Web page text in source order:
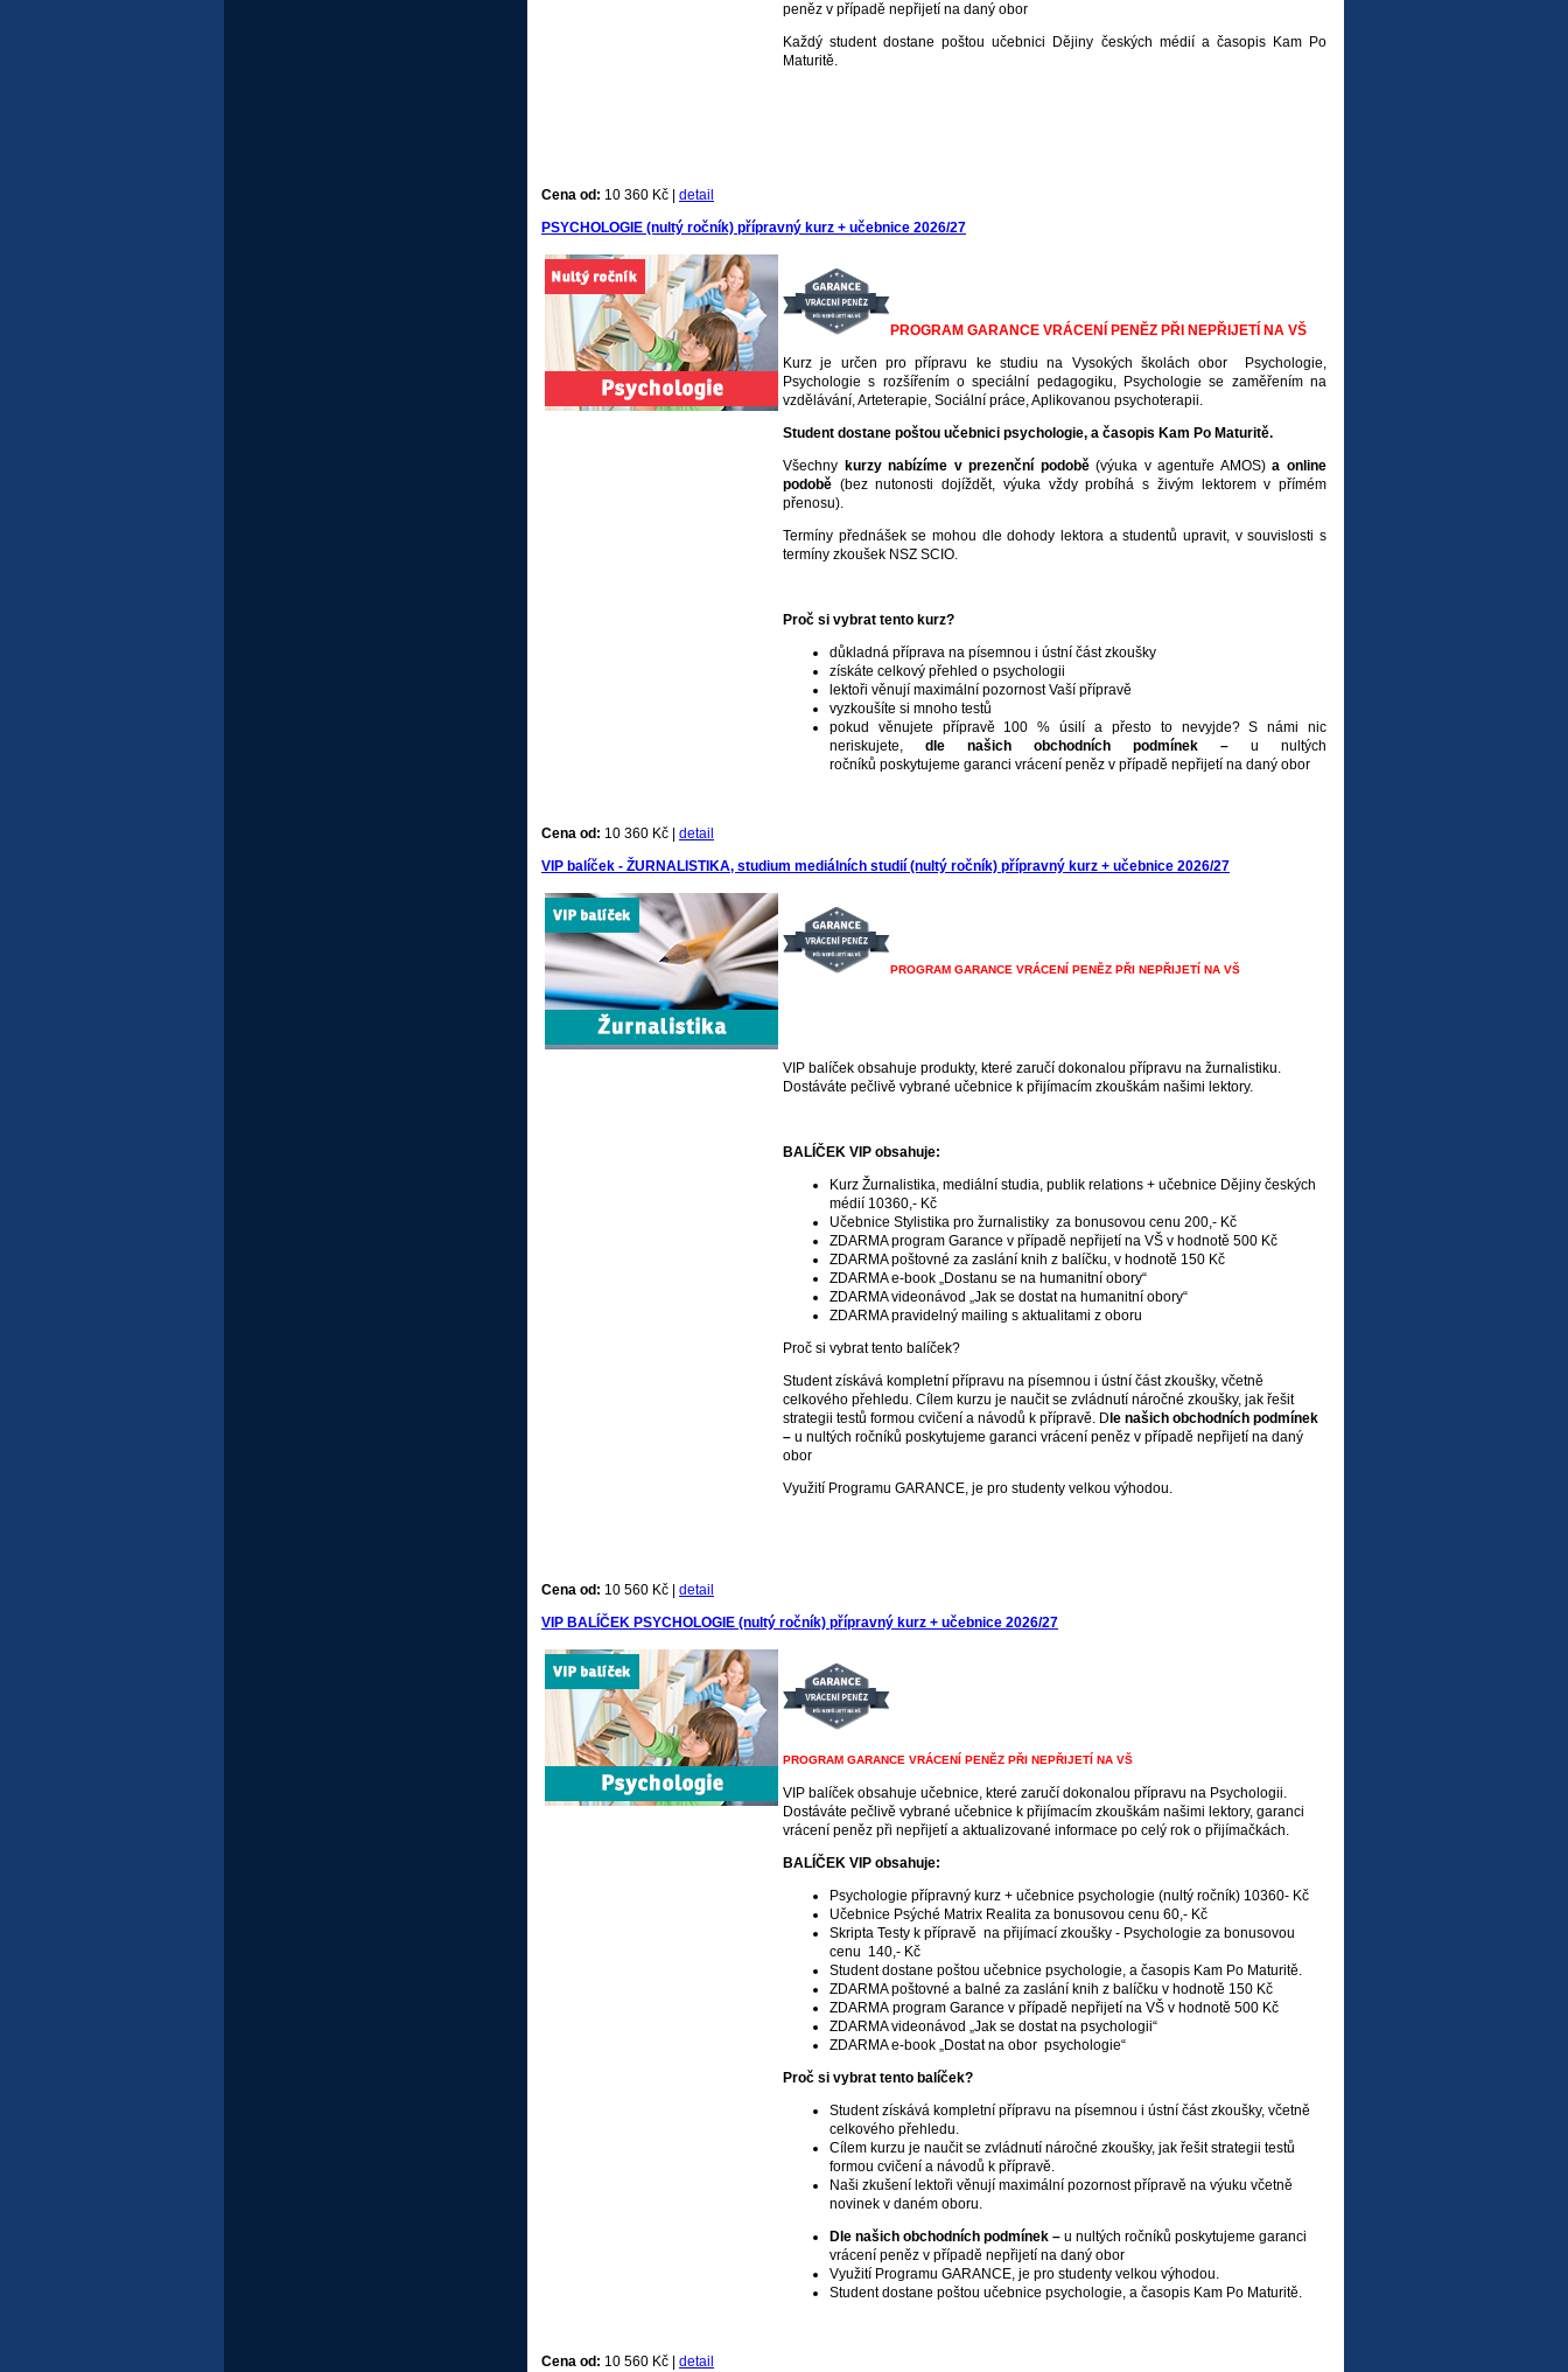
peněz v případě nepřijetí na daný obor
Každý student dostane poštou učebnici Dějiny českých médií a časopis Kam Po
Maturitě.
Cena od: 10 360 Kč | detail
PSYCHOLOGIE (nultý ročník) přípravný kurz + učebnice 2026/27
PROGRAM GARANCE VRÁCENÍ PENĚZ PŘI NEPŘIJETÍ NA VŠ
Kurz je určen pro přípravu ke studiu na Vysokých školách obor Psychologie,
Psychologie s rozšířením o speciální pedagogiku, Psychologie se zaměřením na
vzdělávání, Arteterapie, Sociální práce, Aplikovanou psychoterapii.
Student dostane poštou učebnici psychologie, a časopis Kam Po Maturitě.
Všechny kurzy nabízíme v prezenční podobě(výuka v agentuře AMOS)a online
podobě (bez nutonosti dojíždět, výuka vždy probíhá s živým lektorem v přímém
přenosu).
Termíny přednášek se mohou dle dohody lektora a studentů upravit, v souvislosti s
termíny zkoušek NSZ SCIO.
Proč si vybrat tento kurz?
důkladná příprava na písemnou i ústní část zkoušky
získáte celkový přehled o psychologii
lektoři věnují maximální pozornost Vaší přípravě
vyzkoušíte si mnoho testů
pokud věnujete přípravě 100 % úsilí a přesto to nevyjde? S námi nic
neriskujete, dle našich obchodních podmínek – u nultých
ročníků poskytujeme garanci vrácení peněz v případě nepřijetí na daný obor
Cena od: 10 360 Kč | detail
VIP balíček - ŽURNALISTIKA, studium mediálních studií (nultý ročník) přípravný kurz + učebnice 2026/27
PROGRAM GARANCE VRÁCENÍ PENĚZ PŘI NEPŘIJETÍ NA VŠ
VIP balíček obsahuje produkty, které zaručí dokonalou přípravu na žurnalistiku.
Dostáváte pečlivě vybrané učebnice k přijímacím zkouškám našimi lektory.
BALÍČEK VIP obsahuje:
Kurz Žurnalistika, mediální studia, publik relations + učebnice Dějiny českých
médií 10360,- Kč
Učebnice Stylistika pro žurnalistiky za bonusovou cenu 200,- Kč
ZDARMA program Garance v případě nepřijetí na VŠ v hodnotě 500 Kč
ZDARMA poštovné za zaslání knih z balíčku, v hodnotě 150 Kč
ZDARMA e-book „Dostanu se na humanitní obory“
ZDARMA videonávod „Jak se dostat na humanitní obory“
ZDARMA pravidelný mailing s aktualitami z oboru
Proč si vybrat tento balíček?
Student získává kompletní přípravu na písemnou i ústní část zkoušky, včetně
celkového přehledu. Cílem kurzu je naučit se zvládnutí náročné zkoušky, jak řešit
strategii testů formou cvičení a návodů k přípravě. D le našich obchodních podmínek
– u nultých ročníků poskytujeme garanci vrácení peněz v případě nepřijetí na daný
obor
Využití Programu GARANCE, je pro studenty velkou výhodou.
Cena od: 10 560 Kč | detail
VIP BALÍČEK PSYCHOLOGIE (nultý ročník) přípravný kurz + učebnice 2026/27
PROGRAM GARANCE VRÁCENÍ PENĚZ PŘI NEPŘIJETÍ NA VŠ
VIP balíček obsahuje učebnice, které zaručí dokonalou přípravu na Psychologii.
Dostáváte pečlivě vybrané učebnice k přijímacím zkouškám našimi lektory, garanci
vrácení peněz při nepřijetí a aktualizované informace po celý rok o přijímačkách.
BALÍČEK VIP obsahuje:
Psychologie přípravný kurz + učebnice psychologie (nultý ročník) 10360- Kč
Učebnice Psýché Matrix Realita za bonusovou cenu 60,- Kč
Skripta Testy k přípravě na přijímací zkoušky - Psychologie za bonusovou
cenu 140,- Kč
Student dostane poštou učebnice psychologie, a časopis Kam Po Maturitě.
ZDARMA poštovné a balné za zaslání knih z balíčku v hodnotě 150 Kč
ZDARMA program Garance v případě nepřijetí na VŠ v hodnotě 500 Kč
ZDARMA videonávod „Jak se dostat na psychologii“
ZDARMA e-book „Dostat na obor psychologie“
Proč si vybrat tento balíček?
Student získává kompletní přípravu na písemnou i ústní část zkoušky, včetně
celkového přehledu.
Cílem kurzu je naučit se zvládnutí náročné zkoušky, jak řešit strategii testů
formou cvičení a návodů k přípravě.
Naši zkušení lektoři věnují maximální pozornost přípravě na výuku včetně
novinek v daném oboru.
Dle našich obchodních podmínek – u nultých ročníků poskytujeme garanci
vrácení peněz v případě nepřijetí na daný obor
Využití Programu GARANCE, je pro studenty velkou výhodou.
Student dostane poštou učebnice psychologie, a časopis Kam Po Maturitě.
Cena od: 10 560 Kč | detail